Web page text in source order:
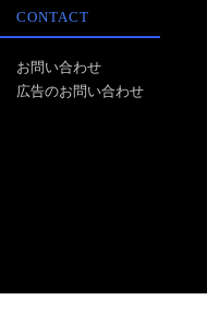
CONTACT
お問い合わせ
広告のお問い合わせ